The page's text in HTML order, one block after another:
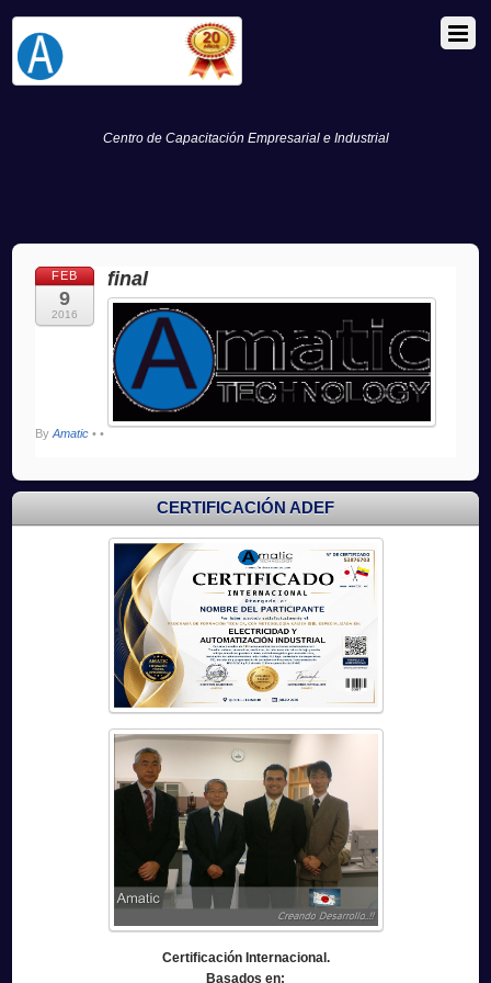
Centro de Capacitación Empresarial e Industrial
FEB
9
2016
final
ByAmatic • •
CERTIFICACIÓN ADEF
Certificación Internacional.
Basados en: